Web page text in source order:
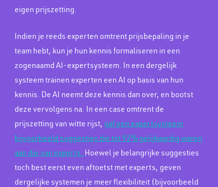
eigen prijszetting.
Indien je reeds experten omtrent prijsbepaling in je
team hebt, kun je hun kennis formaliseren in een
zogenaamd AI-expertsysteem. In een dergelijk
systeem trainen experten een AI op basis van hun
kennis. De AI neemt deze kennis dan over, en bootst
deze vervolgens na. In een case omtrent de
prijszetting van witte rijst, gaf een expertsysteem
bijvoorbeeld suggesties die tot 92% gelijkaardig waren
aan die van experts. Hoewel je belangrijke suggesties
toch best eerst even aftoetst met experts, geven
dergelijke systemen je meer flexibiliteit (bijvoorbeeld